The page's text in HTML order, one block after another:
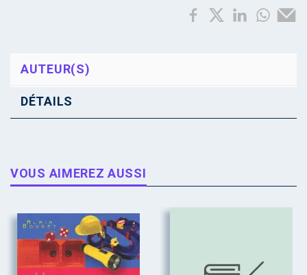
AUTEUR(S)
DÉTAILS
VOUS AIMEREZ AUSSI